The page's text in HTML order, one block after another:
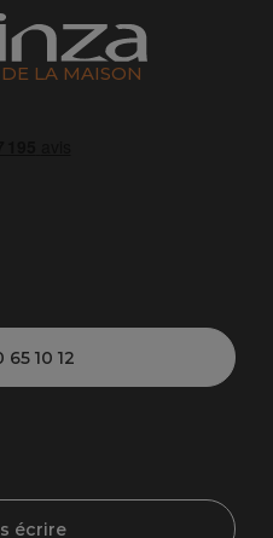
LA MAISON
65 10 12
écrire